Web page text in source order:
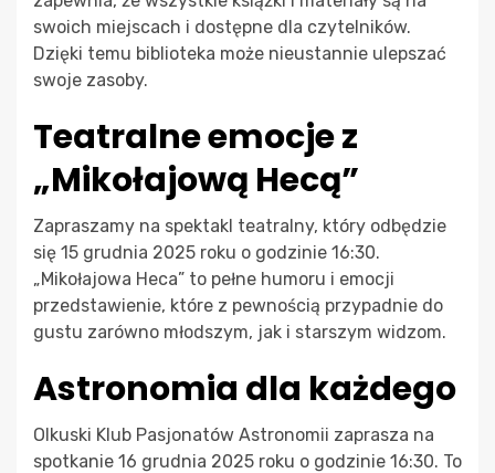
swoich miejscach i dostępne dla czytelników.
Dzięki temu biblioteka może nieustannie ulepszać
swoje zasoby.
Teatralne emocje z
„Mikołajową Hecą”
Zapraszamy na spektakl teatralny, który odbędzie
się 15 grudnia 2025 roku o godzinie 16:30.
„Mikołajowa Heca” to pełne humoru i emocji
przedstawienie, które z pewnością przypadnie do
gustu zarówno młodszym, jak i starszym widzom.
Astronomia dla każdego
Olkuski Klub Pasjonatów Astronomii zaprasza na
spotkanie 16 grudnia 2025 roku o godzinie 16:30. To